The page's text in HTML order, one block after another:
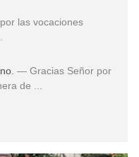
— Gracias Señor por
de ...